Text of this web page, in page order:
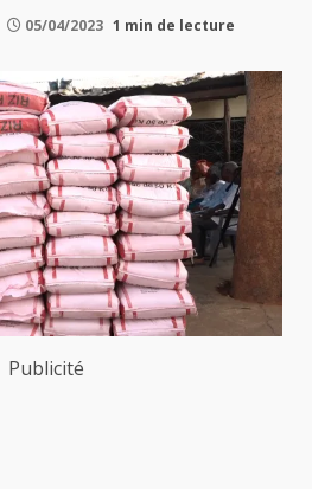
05/04/2023 1 min de lecture
Publicité